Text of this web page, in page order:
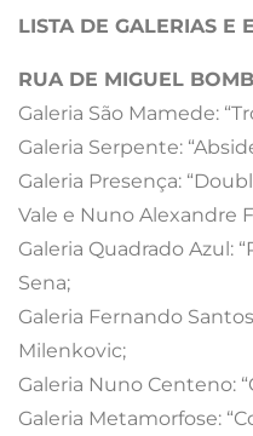
LISTA DE GALERIAS E
RUA DE MIGUEL
Galeria São Mamede:
Galeria Serpente:
Galeria Presença:
Vale e Nuno Alexandre
Galeria Quadrado Azul:
Sena;
Galeria Fernando
Milenkovic;
Galeria Nuno Centeno:
Galeria Metamorfose: